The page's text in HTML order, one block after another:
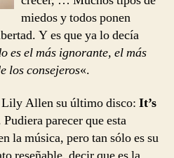
miedos y todos ponen
Y es que ya lo decía
es el más ignorante, el más
los consejeros«.
Lily Allen su último disco: It’s
Pudiera parecer que esta
la música, pero tan sólo es su